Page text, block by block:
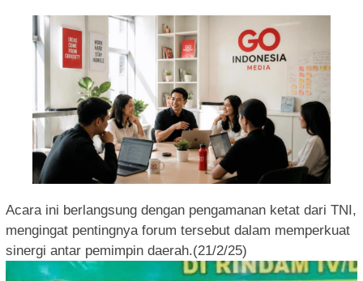
Acara ini berlangsung dengan pengamanan ketat dari TNI,
mengingat pentingnya forum tersebut dalam memperkuat
sinergi antar pemimpin daerah.(21/2/25)